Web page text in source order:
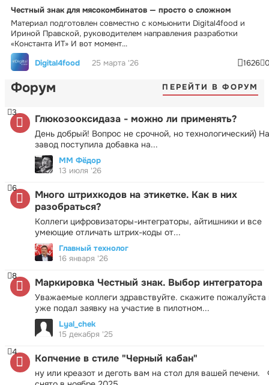
Честный знак для мясокомбинатов — просто о сложном
Материал подготовлен совместно с комьюнити Digital4food и
Ириной Правской, руководителем направления разработки
«Константа ИТ» И вот момент...
Digital4food
25 марта '26 1626
Форум ПЕРЕЙТИ В ФОРУМ
Глюкозооксидаза - можно ли применять?
День добрый! Вопрос не срочной, но технологический) На
завод поступила добавка на...
3
ММ Фёдор
13 июля '26
Много штрихкодов на этикетке. Как в них
разобраться?
Коллеги цифровизаторы-интеграторы, айтишники и все
умеющие отличать штрих-коды от...
6
Главный технолог
16 января '26
Маркировка Честный знак. Выбор интегратора
Уважаемые коллеги здравствуйте. скажите пожалуйста
уже подал заявку на участие в пилотном...
8
Lyal_chek
15 декабря '25
Копчение в стиле "Черный кабан"
ну или креазот и деготь вам на стол для вашей печени.
4